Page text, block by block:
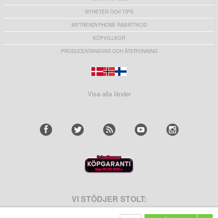
NYHETER OCH TIPS
MYTRENDYPHONE RABATTKOD
KÖPVILLKOR
PRODUCENTANSVAR OCH ÅTERVINNING
Visa alla länder
VI STÖDJER STOLT: